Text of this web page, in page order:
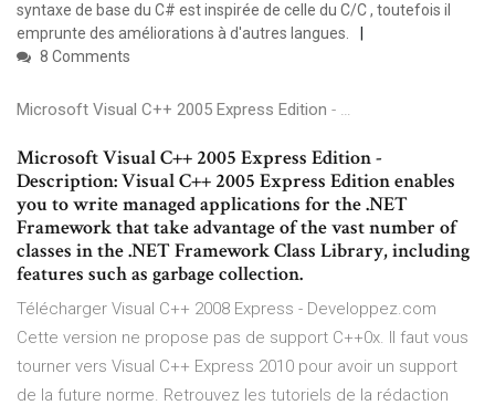
syntaxe de base du C# est inspirée de celle du C/C , toutefois il
emprunte des améliorations à d'autres langues.
8 Comments
Microsoft Visual C++ 2005 Express Edition - …
Microsoft Visual C++ 2005 Express Edition -
Description: Visual C++ 2005 Express Edition enables
you to write managed applications for the .NET
Framework that take advantage of the vast number of
classes in the .NET Framework Class Library, including
features such as garbage collection.
Télécharger Visual C++ 2008 Express - Developpez.com
Cette version ne propose pas de support C++0x. Il faut vous
tourner vers Visual C++ Express 2010 pour avoir un support
de la future norme. Retrouvez les tutoriels de la rédaction